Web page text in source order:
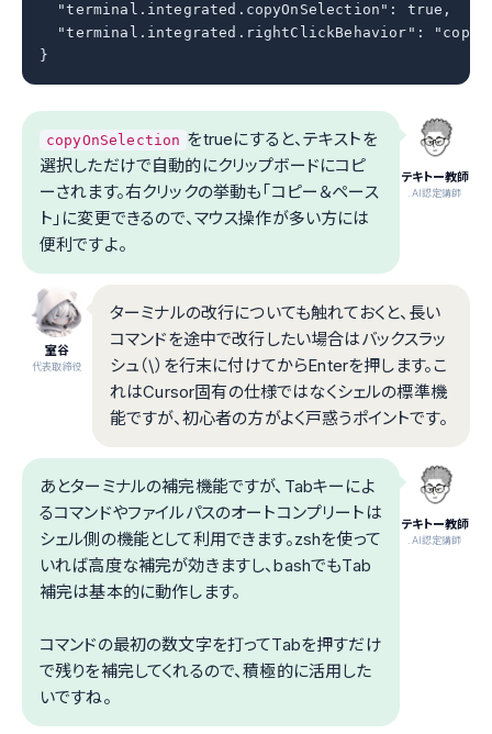
  "terminal.integrated.copyOnSelection": true,
"terminal.integrated.rightClickBehavior":
}
テキトー教師
.AI認定講師
copyOnSelection をtrueにすると、テキストを
選択しただけで自動的にクリップボードにコピ
ーされます。右クリックの挙動も「コピー＆ペース
ト」に変更できるので、マウス操作が多い方には
便利ですよ。
室谷
代表取締役
ターミナルの改行についても触れておくと、長い
コマンドを途中で改行したい場合はバックスラッ
シュ（\）を行末に付けてからEnterを押します。こ
れはCursor固有の仕様ではなくシェルの標準機
能ですが、初心者の方がよく戸惑うポイントです。
テキトー教師
.AI認定講師
あとターミナルの補完機能ですが、Tabキーによ
るコマンドやファイルパスのオートコンプリートは
シェル側の機能として利用できます。zshを使って
いれば高度な補完が効きますし、bashでもTab
補完は基本的に動作します。
コマンドの最初の数文字を打ってTabを押すだけ
で残りを補完してくれるので、積極的に活用した
いですね。